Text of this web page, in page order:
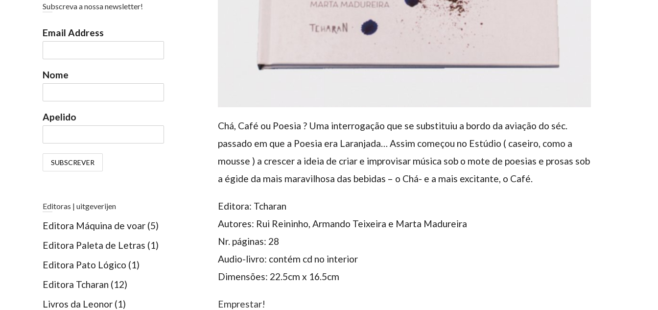
Chá, Café ou Poesia ? Uma interrogação que se substituiu a bordo da aviação do séc.
passado em que a Poesia era Laranjada… Assim começou no Estúdio ( caseiro, como a
mousse ) a crescer a ideia de criar e improvisar música sob o mote de poesias e prosas sob
a égide da mais maravilhosa das bebidas – o Chá- e a mais excitante, o Café.
Editora: Tcharan
Autores: Rui Reininho, Armando Teixeira e Marta Madureira
Nr. páginas: 28
Audio-livro: contém cd no interior
Dimensões: 22.5cm x 16.5cm
Emprestar!
Subscreva a nossa newsletter!
Email Address
Nome
Apelido
Editoras | uitgeverijen
Editora Máquina de voar (5)
Editora Paleta de Letras (1)
Editora Pato Lógico (1)
Editora Tcharan (12)
Livros da Leonor (1)